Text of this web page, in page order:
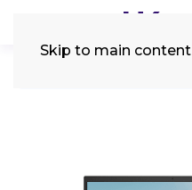
Skip to main content